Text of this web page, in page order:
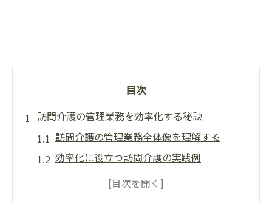
目次
訪問介護の管理業務を効率化する秘訣
訪問介護の管理業務全体像を理解する
効率化に役立つ訪問介護の実践例
訪問介護で管理者が抱える課題とは